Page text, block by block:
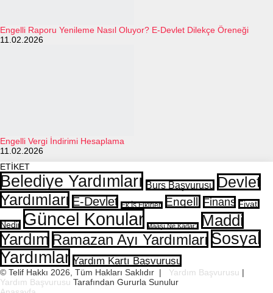
Engelli Raporu Yenileme Nasıl Oluyor? E-Devlet Dilekçe Öreneği
11.02.2026
Engelli Vergi İndirimi Hesaplama
11.02.2026
ETİKET
Belediye Yardımları Burs Başvurusu Devlet
Yardımları E-Devlet Ek İş Fikirleri Engelli Finans Fiyatı
Nedir Güncel Konular Maaşı Ne Kadar?
Maddi
Yardım Ramazan Ayı Yardımları Sosyal
Yardımlar Yardım Kartı Başvurusu
© Telif Hakkı 2026, Tüm Hakları Saklıdır | Yardım Başvurusu |
Yardım Başvurusu Tarafından Gururla Sunulur